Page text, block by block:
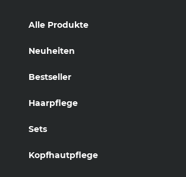
Alle Produkte
Neuheiten
Bestseller
Haarpflege
Sets
Kopfhautpflege